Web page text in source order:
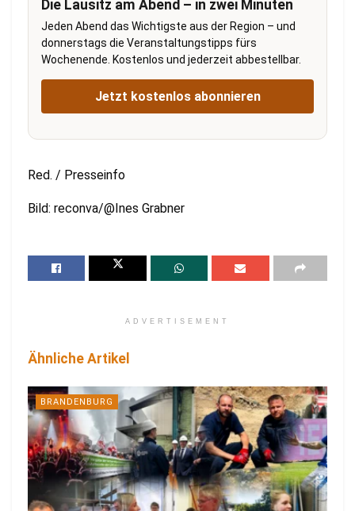
Die Lausitz am Abend – in zwei Minuten
Jeden Abend das Wichtigste aus der Region – und
donnerstags die Veranstaltungstipps fürs
Wochenende. Kostenlos und jederzeit abbestellbar.
Jetzt kostenlos abonnieren
Red. / Presseinfo
Bild: reconva/@Ines Grabner
ADVERTISEMENT
Ähnliche Artikel
BRANDENBURG